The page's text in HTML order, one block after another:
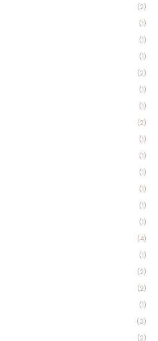
(2)
(1)
(1)
(1)
(2)
(1)
(1)
(2)
(1)
(1)
(1)
(1)
(1)
(1)
(4)
(1)
(2)
(2)
(1)
(3)
(2)